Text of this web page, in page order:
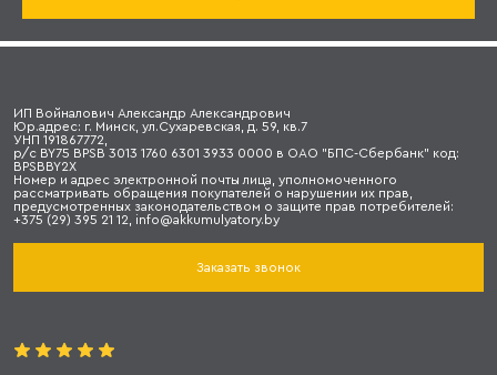
ИП Войналович Александр Александрович
Юр.адрес: г. Минск, ул.Сухаревская, д. 59, кв.7
УНП 191867772,
р/с BY75 BPSB 3013 1760 6301 3933 0000 в ОАО "БПС-Сбербанк" код:
BPSBBY2X
Номер и адрес электронной почты лица, уполномоченного
рассматривать обращения покупателей о нарушении их прав,
предусмотренных законодательством о защите прав потребителей:
+375 (29) 395 21 12, info@akkumulyatory.by
Заказать звонок